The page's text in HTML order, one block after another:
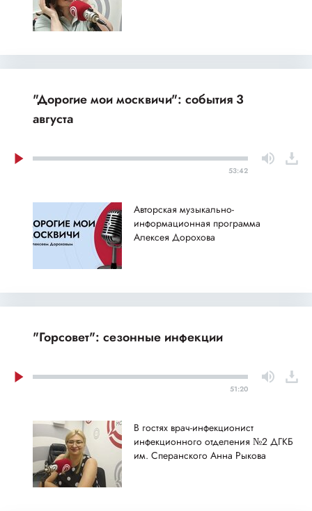
"Дорогие мои москвичи": события 3
августа
53:42
Авторская музыкально-
информационная программа
Алексея Дорохова
"Горсовет": сезонные инфекции
51:20
В гостях врач-инфекционист
инфекционного отделения №2 ДГКБ
им. Сперанского Анна Рыкова